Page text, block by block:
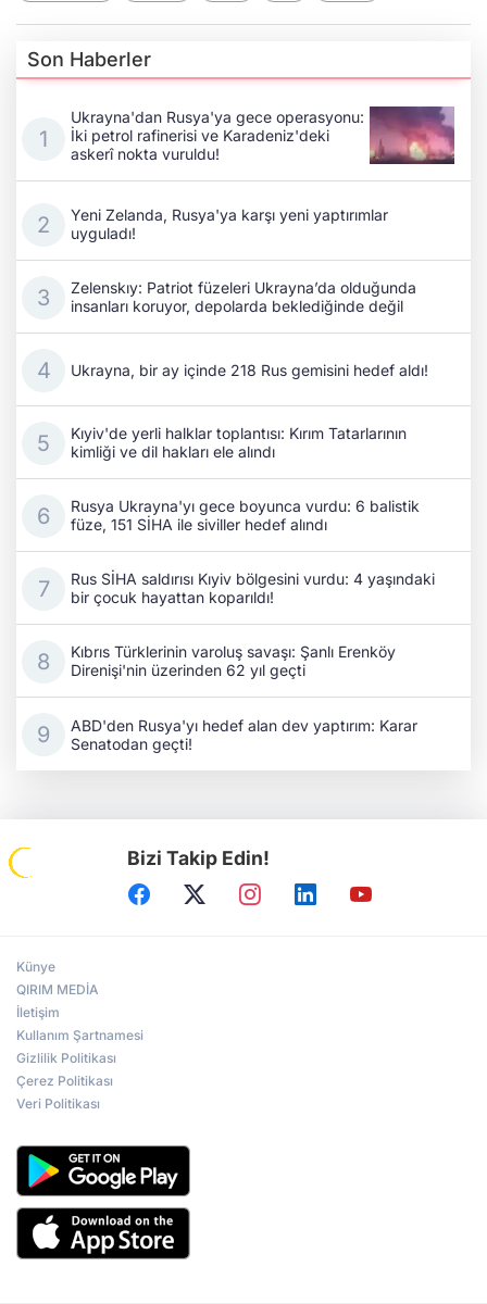
Son Haberler
Ukrayna'dan Rusya'ya gece operasyonu:
İki petrol rafinerisi ve Karadeniz'deki
askerî nokta vuruldu!
Yeni Zelanda, Rusya'ya karşı yeni yaptırımlar
uyguladı!
Zelenskıy: Patriot füzeleri Ukrayna’da olduğunda
insanları koruyor, depolarda beklediğinde değil
Ukrayna, bir ay içinde 218 Rus gemisini hedef aldı!
Kıyiv'de yerli halklar toplantısı: Kırım Tatarlarının
kimliği ve dil hakları ele alındı
Rusya Ukrayna'yı gece boyunca vurdu: 6 balistik
füze, 151 SİHA ile siviller hedef alındı
Rus SİHA saldırısı Kıyiv bölgesini vurdu: 4 yaşındaki
bir çocuk hayattan koparıldı!
Kıbrıs Türklerinin varoluş savaşı: Şanlı Erenköy
Direnişi'nin üzerinden 62 yıl geçti
ABD'den Rusya'yı hedef alan dev yaptırım: Karar
Senatodan geçti!
Bizi Takip Edin!
Künye
QIRIM MEDİA
İletişim
Kullanım Şartnamesi
Gizlilik Politikası
Çerez Politikası
Veri Politikası